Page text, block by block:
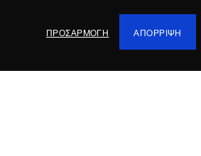
ΠΡΟΣΑΡΜΟΓΗ ΑΠΟΡΡΙΨΗ